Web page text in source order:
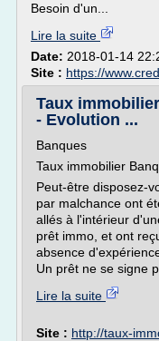
Besoin d'un...
Lire la suite
Date: 2018-01-14
Site : https://
Taux
- Evolution ...
Banques
Taux immobilier
Peut-être disposez-
par malchance ont
allés à l'intérieur
prêt immo, et ont
absence
Un prêt ne se signe
Lire la suite
Site : http://taux-